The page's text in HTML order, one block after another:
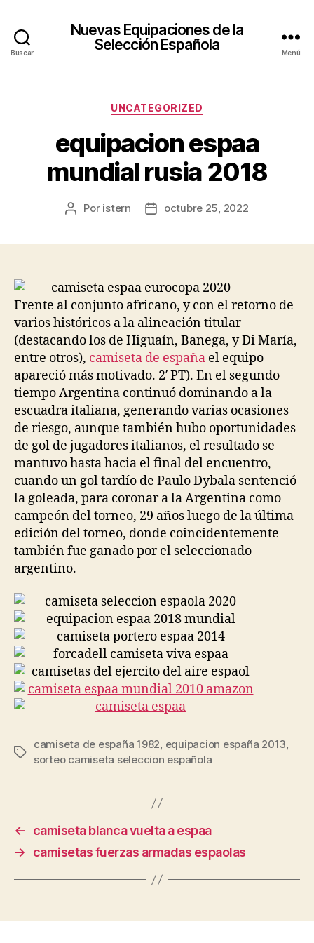
Buscar
Nuevas Equipaciones de la
Selección Española
Menú
Categorías
UNCATEGORIZED
equipacion espaa
mundial rusia 2018
Autor
Por istern
Fechaoctubre 25, 2022
Frente al conjunto africano, y con el retorno de
varios históricos a la alineación titular
(destacando los de Higuaín, Banega, y Di María,
entre otros), camiseta de españa el equipo
apareció más motivado. 2′ PT). En el segundo
tiempo Argentina continuó dominando a la
escuadra italiana, generando varias ocasiones
de riesgo, aunque también hubo oportunidades
de gol de jugadores italianos, el resultado se
mantuvo hasta hacia el final del encuentro,
cuando un gol tardío de Paulo Dybala sentenció
la goleada, para coronar a la Argentina como
campeón del torneo, 29 años luego de la última
edición del torneo, donde coincidentemente
también fue ganado por el seleccionado
argentino.
Etiquetas
camiseta de españa 1982, equipacion españa 2013,
sorteo camiseta seleccion española
←
camiseta blanca vuelta a espaa
→
camisetas fuerzas armadas espaolas